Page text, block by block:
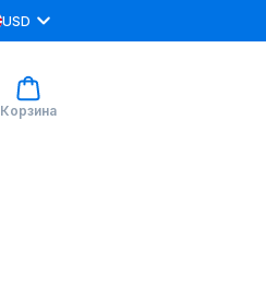
USD
Корзина